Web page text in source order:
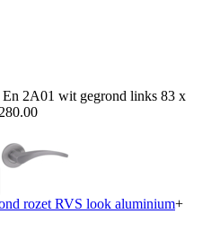
2A01 wit gegrond links 83 x
280.00
rozet RVS look aluminium+